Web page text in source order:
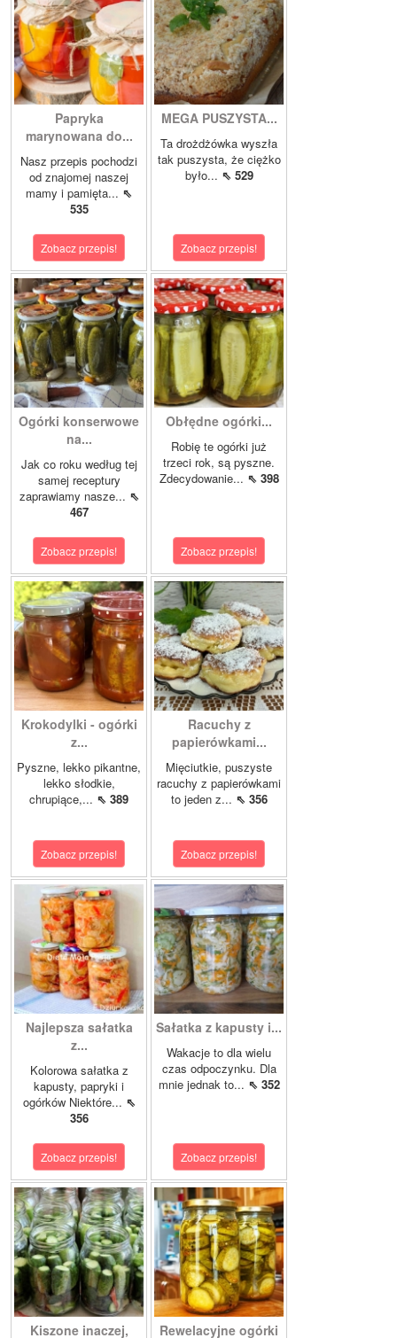
Papryka
marynowana do...
Nasz przepis pochodzi
od znajomej naszej
mamy i pamięta... ⇖
535
Zobacz przepis!
MEGA PUSZYSTA...
Ta drożdżówka wyszła
tak puszysta, że ciężko
było... ⇖ 529
Zobacz przepis!
Ogórki konserwowe
na...
Jak co roku według tej
samej receptury
zaprawiamy nasze... ⇖
467
Zobacz przepis!
Obłędne ogórki...
Robię te ogórki już
trzeci rok, są pyszne.
Zdecydowanie... ⇖ 398
Zobacz przepis!
Krokodylki - ogórki
z...
Pyszne, lekko pikantne,
lekko słodkie,
chrupiące,... ⇖ 389
Zobacz przepis!
Racuchy z
papierówkami...
Mięciutkie, puszyste
racuchy z papierówkami
to jeden z... ⇖ 356
Zobacz przepis!
Najlepsza sałatka
z...
Kolorowa sałatka z
kapusty, papryki i
ogórków Niektóre... ⇖
356
Zobacz przepis!
Sałatka z kapusty i...
Wakacje to dla wielu
czas odpoczynku. Dla
mnie jednak to... ⇖ 352
Zobacz przepis!
Kiszone inaczej, Rewelacyjne ogórki